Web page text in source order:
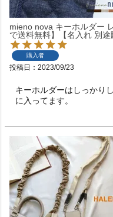
mieno nova キーホルダー
で送料無料】【名入れ 別
購入者
投稿日 2023/09/23
キーホルダーはしっかり
に入ってます。